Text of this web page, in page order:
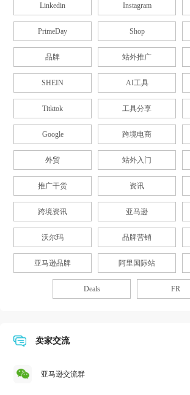
Linkedin Instagram
PrimeDay Shop
品牌 站外推广
SHEIN AI工具
Titktok 工具分享
Google 跨境电商
外贸 站外入门
推广干货 资讯
跨境资讯 亚马逊
沃尔玛 品牌营销
亚马逊品牌 阿里国际站
Deals FR
卖家交流
亚马逊交流群